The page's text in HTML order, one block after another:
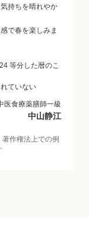
持ちを晴れやか
で春を楽しみま
等分した暦のこ
ていない
医食療薬膳師一級
中山静江
作権法上での例